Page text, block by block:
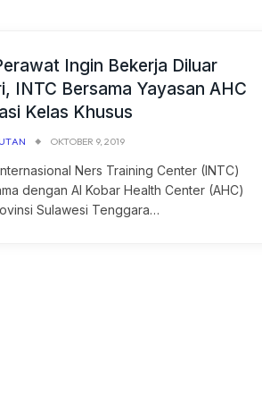
Ingin Bekerja Diluar
INTC Bersama Yayasan AHC
Kelas Khusus
OKTOBER 9, 2019
Ners Training Center (INTC)
dengan Al Kobar Health Center (AHC)
Sulawesi Tenggara…